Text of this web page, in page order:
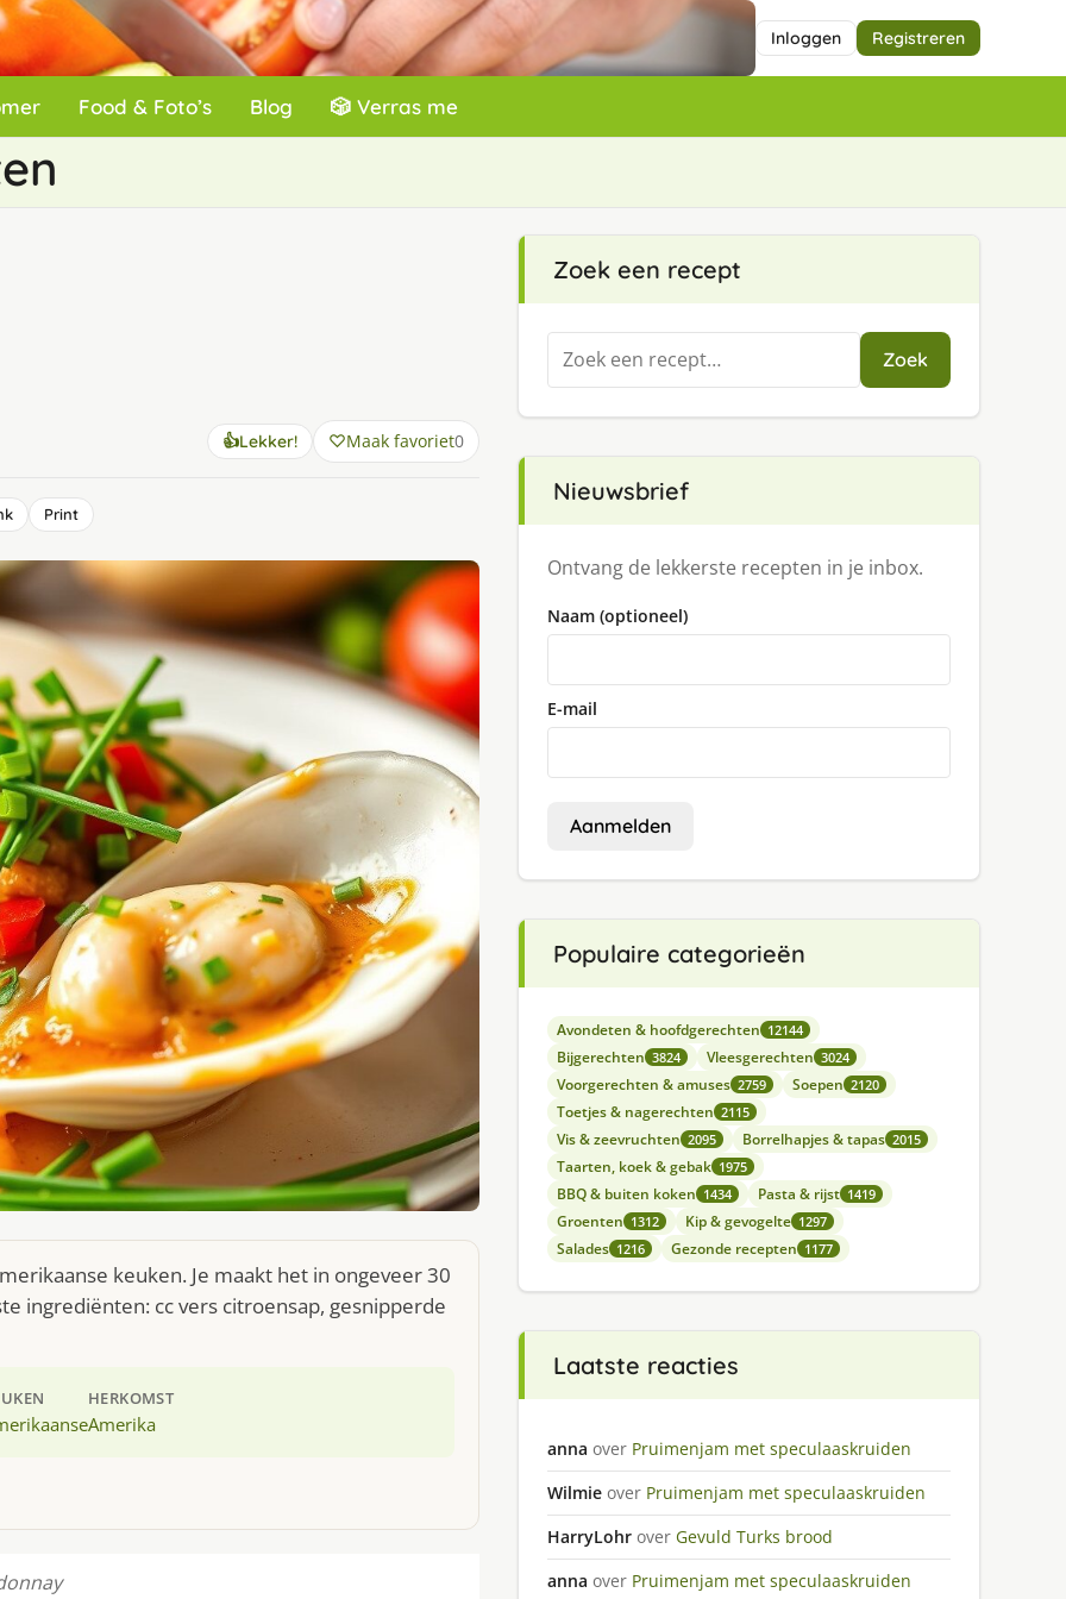
Inloggen Registreren
Food & Foto’s Blog 🎲 Verras me
👍Lekker! Maak favoriet0
Print
keuken. Je maakt het in ongeveer 30
ingrediënten: cc vers citroensap, gesnipperde
HERKOMST
Amerika
Zoek een recept
Zoeken
naar:
Zoek
Nieuwsbrief
Ontvang de lekkerste recepten in je inbox.
Naam (optioneel)
E-mail
Aanmelden
Populaire categorieën
Avondeten & hoofdgerechten 12144
Bijgerechten 3824 Vleesgerechten 3024
Voorgerechten & amuses 2759 Soepen 2120
Toetjes & nagerechten 2115
Vis & zeevruchten 2095 Borrelhapjes & tapas 2015
Taarten, koek & gebak 1975
BBQ & buiten koken 1434 Pasta & rijst 1419
Groenten 1312 Kip & gevogelte 1297
Salades 1216 Gezonde recepten 1177
Laatste reacties
anna over Pruimenjam met speculaaskruiden
Wilmie over Pruimenjam met speculaaskruiden
HarryLohr over Gevuld Turks brood
anna over Pruimenjam met speculaaskruiden